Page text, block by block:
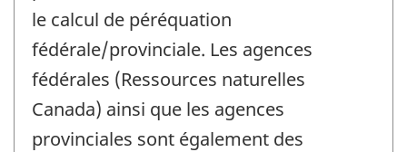
le calcul de péréquation
fédérale/provinciale. Les agences
fédérales (Ressources naturelles
Canada) ainsi que les agences
provinciales sont également des